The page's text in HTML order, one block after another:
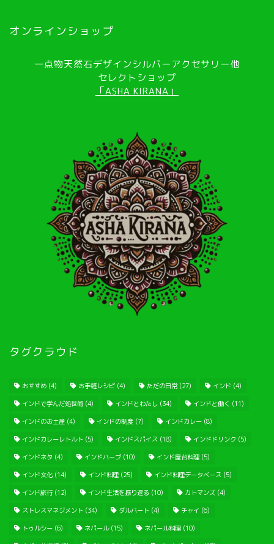
オンラインショップ
一点物天然石デザインシルバーアクセサリー他
セレクトショップ
「ASHA KIRANA」
タグクラウド
おすすめ (4) お手軽レシピ (4) ただの日常(27) インド (4)
インドで学んだ処世術 (4) インドとわたし (34) インドと働く (11)
インドのお土産 (4) インドの制度 (7) インドカレー (8)
インドカレーレトルト (5) インドスパイス (18) インドドリンク (5)
インドネタ (4) インドハーブ (10) インド屋台料理 (5)
インド文化 (14) インド料理 (25) インド料理データベース (5)
インド旅行(12) インド生活を振り返る (10) カトマンズ (4)
ストレスマネジメント (34) ダルバート (4) チャイ (6)
トゥルシー (6) ネパール(15) ネパール料理 (10)